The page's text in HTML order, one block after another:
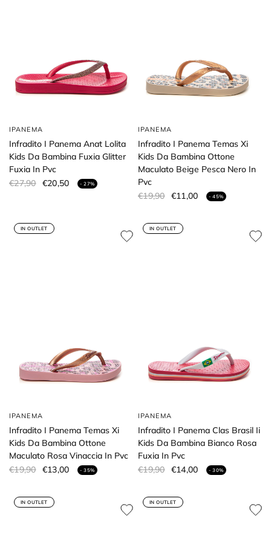
IPANEMA
Infradito I Panema Anat Lolita
Kids Da Bambina Fuxia Glitter
Fuxia In Pvc
€27,90 €20,50 - 27%
IPANEMA
Infradito I Panema Temas Xi
Kids Da Bambina Ottone
Maculato Beige Pesca Nero In
Pvc
€19,90 €11,00 - 45%
IN OUTLET
IPANEMA
Infradito I Panema Temas Xi
Kids Da Bambina Ottone
Maculato Rosa Vinaccia In Pvc
€19,90 €13,00 - 35%
IN OUTLET
IPANEMA
Infradito I Panema Clas Brasil Ii
Kids Da Bambina Bianco Rosa
Fuxia In Pvc
€19,90 €14,00 - 30%
IN OUTLET IN OUTLET